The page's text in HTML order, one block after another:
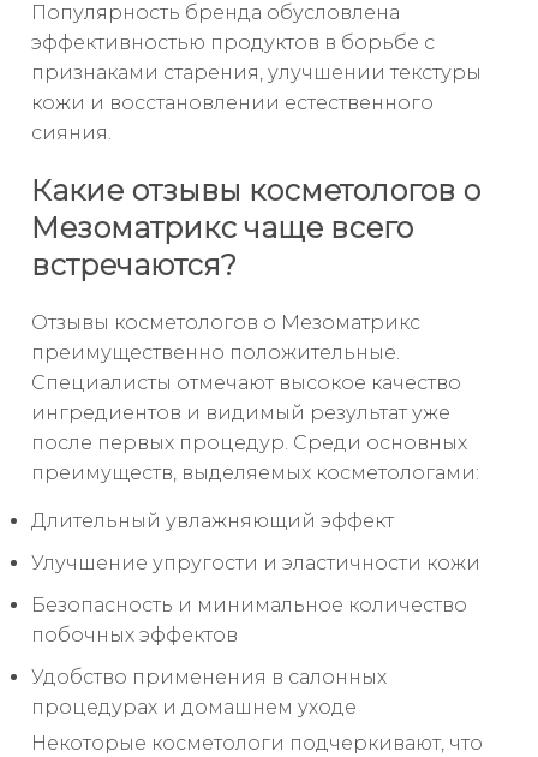
Популярность бренда обусловлена
эффективностью продуктов в борьбе с
признаками старения, улучшении текстуры
кожи и восстановлении естественного
сияния.
Какие отзывы косметологов о
Мезоматрикс чаще всего
встречаются?
Отзывы косметологов о Мезоматрикс
преимущественно положительные.
Специалисты отмечают высокое качество
ингредиентов и видимый результат уже
после первых процедур. Среди основных
преимуществ, выделяемых косметологами:
Длительный увлажняющий эффект
Улучшение упругости и эластичности кожи
Безопасность и минимальное количество
побочных эффектов
Удобство применения в салонных
процедурах и домашнем уходе
Некоторые косметологи подчеркивают, что